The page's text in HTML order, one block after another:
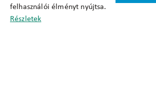
felhasználói élményt nyújtsa.
Részletek